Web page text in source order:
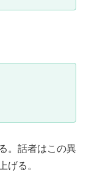
。話者はこの異
げる。